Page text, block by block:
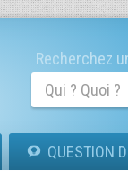
Recherchez
QUESTION